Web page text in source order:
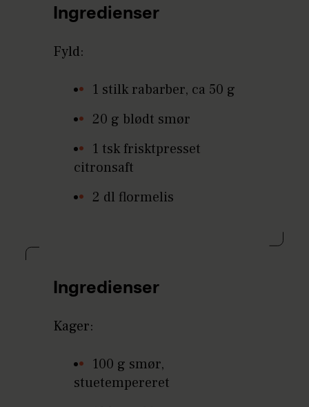
Ingredienser
Fyld:
1 stilk rabarber, ca 50 g
20 g blødt smør
1 tsk frisktpresset
citronsaft
2 dl flormelis
Ingredienser
Kager:
100 g smør,
stuetempereret